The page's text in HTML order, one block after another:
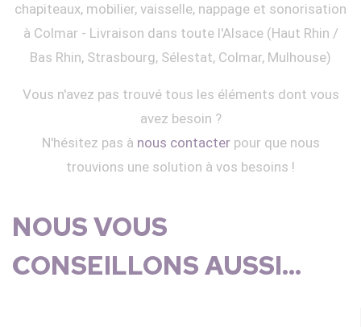
chapiteaux, mobilier, vaisselle, nappage et sonorisation
à Colmar - Livraison dans toute l'Alsace (Haut Rhin /
Bas Rhin, Strasbourg, Sélestat, Colmar, Mulhouse)
Vous n'avez pas trouvé tous les éléments dont vous
avez besoin ?
N'hésitez pas à nous contacterpour que nous
trouvions une solution à vos besoins !
NOUS VOUS
CONSEILLONS AUSSI...